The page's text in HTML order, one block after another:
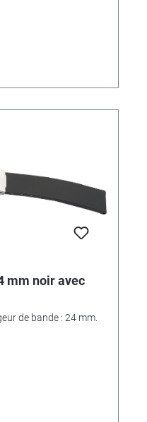
mm noir avec
de bande : 24 mm.